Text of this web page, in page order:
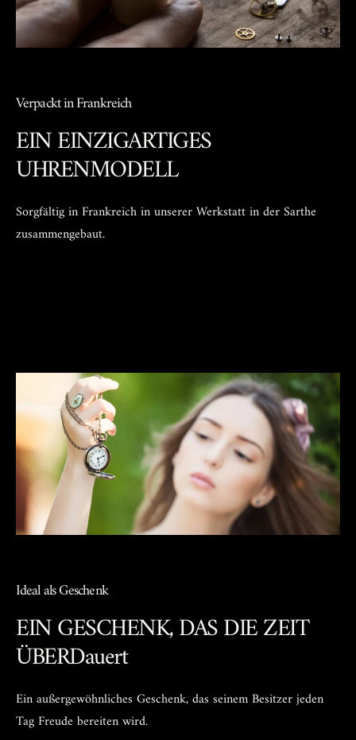
und zeitlose Silhouette.
Verpackt in Frankreich
EIN EINZIGARTIGES
UHRENMODELL
Sorgfältig in Frankreich in unserer Werkstatt in der Sarthe
zusammengebaut.
Ideal als Geschenk
EIN GESCHENK, DAS DIE ZEIT
ÜBERDauert
Ein außergewöhnliches Geschenk, das seinem Besitzer jeden
Tag Freude bereiten wird.